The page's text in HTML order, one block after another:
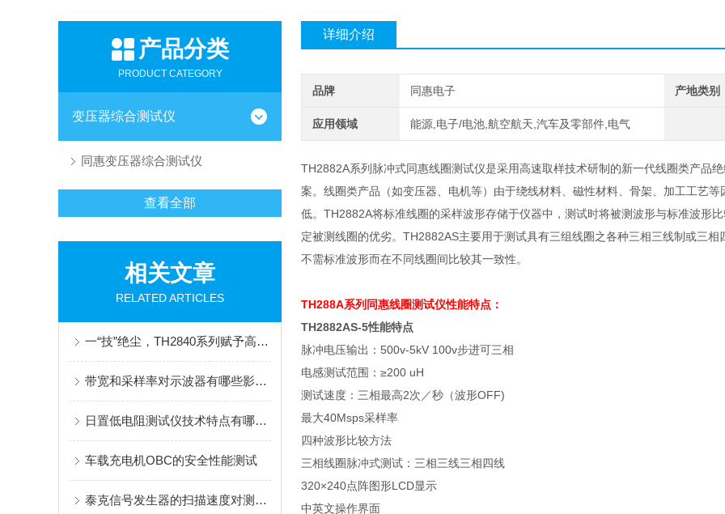
产品分类
PRODUCT CATEGORY
变压器综合测试仪
同惠变压器综合测试仪
查看全部
相关文章
RELATED ARTICLES
一“技”绝尘，TH2840系列赋予高速测试领域双高度
带宽和采样率对示波器有哪些影响？
日置低电阻测试仪技术特点有哪些？
车载充电机OBC的安全性能测试
泰克信号发生器的扫描速度对测试的影响
详细介绍
品牌 同惠电子 产地类别
应用领域 能源,电子/电池,航空航天,汽车及零部件,电气
TH2882A系列脉冲式同惠线圈测试仪是采用高速取样技术研制的新一代线圈类产品
案。线圈类产品（如变压器、电机等）由于绕线材料、磁性材料、骨架、加工工艺
低。TH2882A将标准线圈的采样波形存储于仪器中，测试时将被测波形与标准波形
定被测线圈的优劣。TH2882AS主要用于测试具有三组线圈之各种三相三线制或三
不需标准波形而在不同线圈间比较其一致性。
TH288A系列 同惠线圈测试仪性能特点：
TH2882AS-5性能特点
脉冲电压输出： 500v-5kV 100v步进可三相
电感测试范围：≥200 uH
测试速度：三相最高2次／秒（波形OFF)
最大40Msps采样率
四种波形比较方法
三相线圈脉冲式测试：三相三线三相四线
320×240点阵图形LCD显示
中英文操作界面